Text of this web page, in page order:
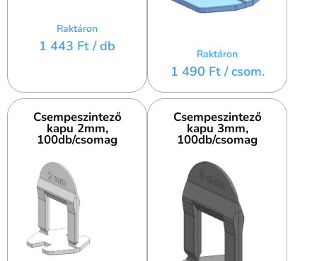
Raktáron
1 443 Ft / db Raktáron
1 490 Ft / csom.
Csempeszintező
kapu 2mm,
100db/csomag
Csempeszintező
kapu 3mm,
100db/csomag